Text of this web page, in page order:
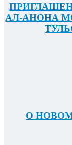
АЛ-АНОНА
О